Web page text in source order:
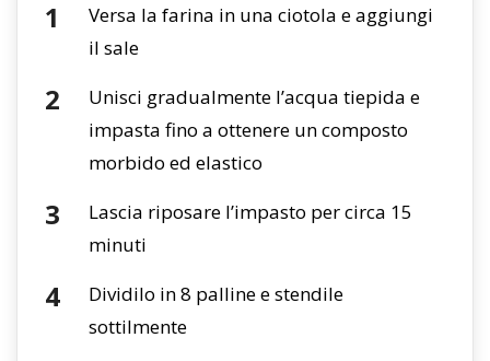
Versa la farina in una ciotola e aggiungi
il sale
Unisci gradualmente l’acqua tiepida e
impasta fino a ottenere un composto
morbido ed elastico
Lascia riposare l’impasto per circa 15
minuti
Dividilo in 8 palline e stendile
sottilmente